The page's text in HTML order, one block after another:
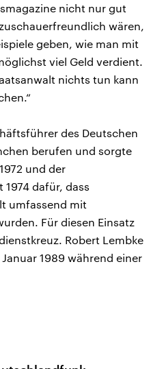
nicht nur gut
wären,
geben, wie man mit
viel Geld verdient.
nichts tun kann
des Deutschen
berufen und sorgte
und der
dafür, dass
umfassend mit
Für diesen Einsatz
Robert Lembke
1989 während einer